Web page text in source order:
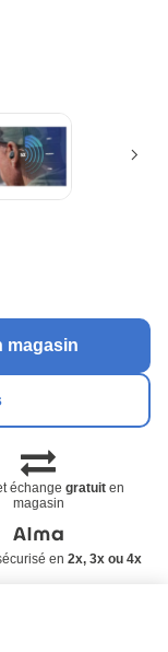
magasin
échangegratuit en
magasin
en 2x, 3x ou 4x